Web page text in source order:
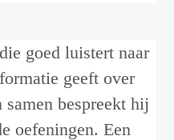
goed luistert naar
geeft over
bespreekt hij
oefeningen. Een